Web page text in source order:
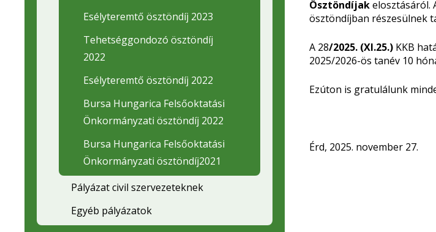
Ösztöndíjakelosztásáról.
ösztöndíjban részesülnek
A 28/2025. (XI.25.) KKB
2025/2026-ös tanév 10
Ezúton is gratulálunk
Érd, 2025. november 27.
Esélyteremtő ösztöndíj 2023
Tehetséggondozó ösztöndíj
2022
Esélyteremtő ösztöndíj 2022
Bursa Hungarica Felsőoktatási
Önkormányzati ösztöndíj 2022
Bursa Hungarica Felsőoktatási
Önkormányzati ösztöndíj2021
Pályázat civil szervezeteknek
Egyéb pályázatok